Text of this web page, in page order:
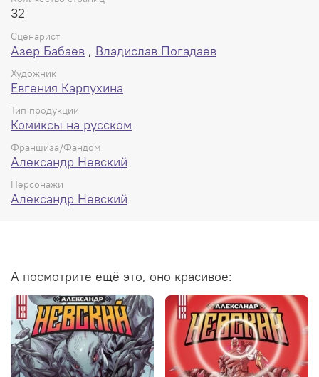
32
Сценарист
Азер Бабаев , Владислав Погадаев
Художник
Евгения Карпухина
Тип продукции
Комиксы на русском
Франшиза/Фандом
Александр Невский
Персонажи
Александр Невский
А посмотрите ещё это, оно красивое: